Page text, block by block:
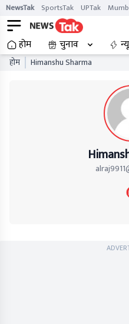
NewsTak SportsTak UPTak
होम चुनाव
होम Himanshu Sharma